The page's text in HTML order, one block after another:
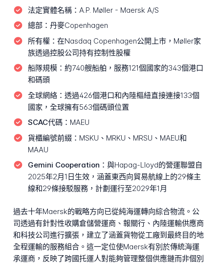
法定實體名稱： A.P. Møller - Maersk A/S
總部： 丹麥Copenhagen
所有權： 在Nasdaq Copenhagen公開上市，Møller家
族透過控股公司持有控制性股權
船隊規模： 約740艘船舶，服務121個國家的343個港口
和碼頭
全球網絡： 透過426個港口和內陸樞紐直接連接133個
國家，全球擁有563個碼頭位置
SCAC代碼： MAEU
貨櫃編號前綴： MSKU、MRKU、MRSU、MAEU和
MAAU
Gemini Cooperation： 與Hapag-Lloyd的營運聯盟自
2025年2月1日生效，涵蓋東西向貿易航線上的29條主
線和29條接駁服務，計劃運行至2029年1月
過去十年Maersk的戰略方向已從純海運轉向綜合物流。公
司透過有針對性收購倉儲營運商、報關行、內陸運輸供應商
和科技公司進行擴張，建立了涵蓋貨物從工廠到最終目的地
全程運輸的服務組合。這一定位使Maersk有別於傳統海運
承運商，反映了跨國托運人對能夠管理整個供應鏈而非個別